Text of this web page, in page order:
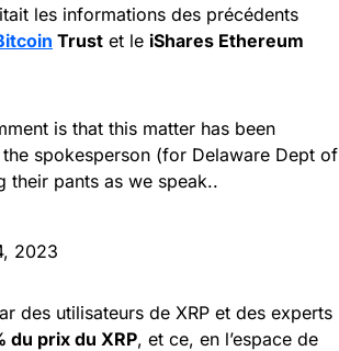
les informations des précédents
Trust et le iShares Ethereum
is that this matter has been
spokesperson (for Delaware Dept of
their pants as we speak..
2023
des utilisateurs de XRP et des experts
du prix du XRP, et ce, en l’espace de